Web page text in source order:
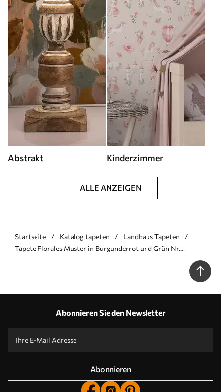
Abstrakt Kinderzimmer
ALLE ANZEIGEN
Startseite Katalog tapeten
Landhaus Tapeten
Tapete Florales Muster in Burgunderrot und Grün Nr.
Abonnieren Sie den Newsletter
Abonnieren